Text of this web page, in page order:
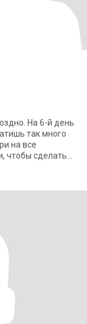
На 6-й день
так много
на все
чтобы сделать